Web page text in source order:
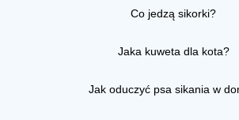
Co jedzą sikorki?
Jaka kuweta dla kota?
Jak oduczyć psa sikania w